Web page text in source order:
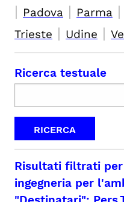
| Padova | Parma |
Trieste | Udine |
Ricerca testuale
Risultati filtrati per
ingegneria per